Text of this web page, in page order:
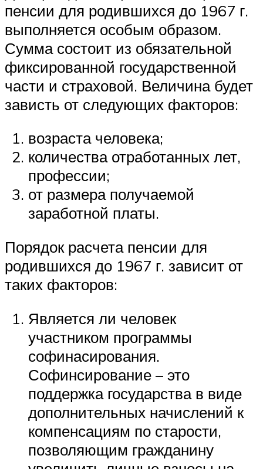
пенсии для родившихся до 1967 г.
выполняется особым образом.
Сумма состоит из обязательной
фиксированной государственной
части и страховой. Величина будет
зависть от следующих факторов:
возраста человека;
количества отработанных лет,
профессии;
от размера получаемой
заработной платы.
Порядок расчета пенсии для
родившихся до 1967 г. зависит от
таких факторов:
Является ли человек
участником программы
софинасирования.
Софинсирование – это
поддержка государства в виде
дополнительных начислений к
компенсациям по старости,
позволяющим гражданину